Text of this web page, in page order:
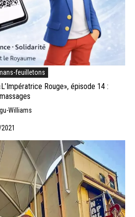
feuilletons
Rouge», épisode 14 :
Williams